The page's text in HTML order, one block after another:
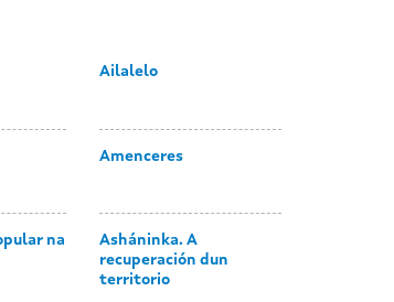
Ailalelo
Amenceres
na
Asháninka. A
recuperación dun
territorio